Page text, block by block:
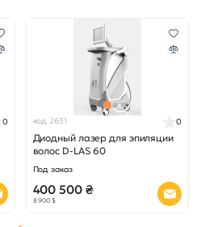
0 код 2631
Диодный лазер для эпиляции
волос D-LAS 60
0
Под заказ
400 500 ₴
8 900 $